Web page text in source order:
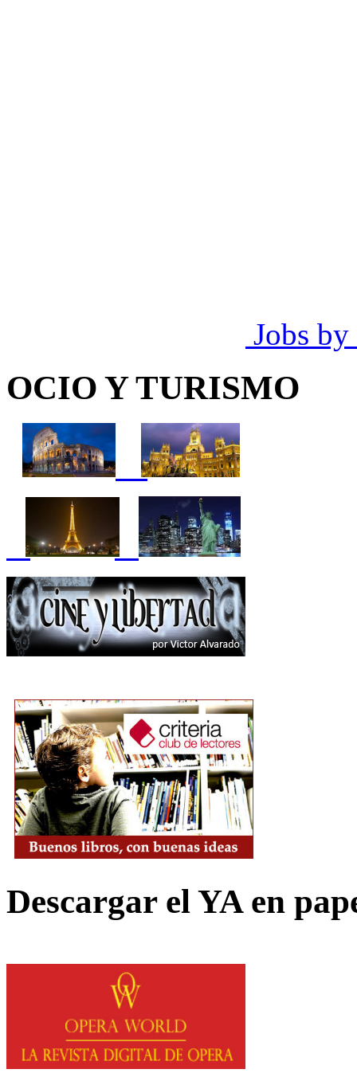
Jobs by
OCIO Y TURISMO
Descargar el YA en